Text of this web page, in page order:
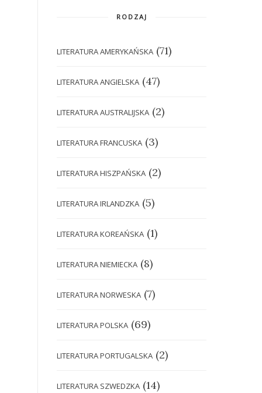
RODZAJ
LITERATURA AMERYKAŃSKA (71)
LITERATURA ANGIELSKA (47)
LITERATURA AUSTRALIJSKA (2)
LITERATURA FRANCUSKA (3)
LITERATURA HISZPAŃSKA (2)
LITERATURA IRLANDZKA (5)
LITERATURA KOREAŃSKA (1)
LITERATURA NIEMIECKA (8)
LITERATURA NORWESKA (7)
LITERATURA POLSKA (69)
LITERATURA PORTUGALSKA (2)
LITERATURA SZWEDZKA (14)